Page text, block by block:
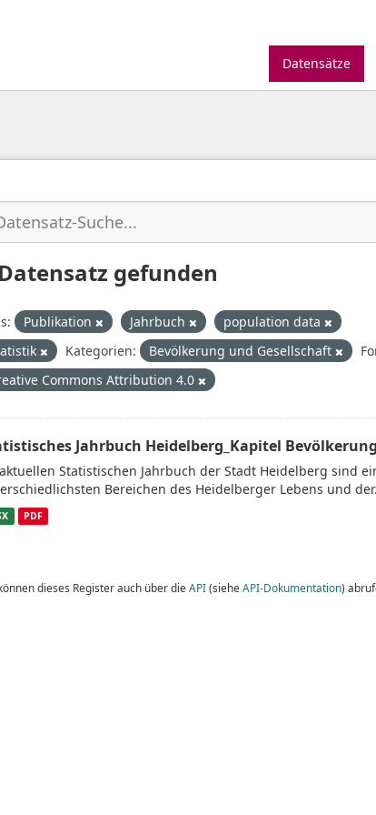
Datensätze
gefunden
Publikation Jahrbuch
population data
Kategorien: Bevölkerung und Gesellschaft
Commons Attribution 4.0
Jahrbuch Heidelberg_Kapitel Bevölkerung
Statistischen Jahrbuch der Stadt Heidelberg sind
Bereichen des Heidelberger Lebens und
PDF
dieses Register auch über die API(siehe API-Dokumentation)